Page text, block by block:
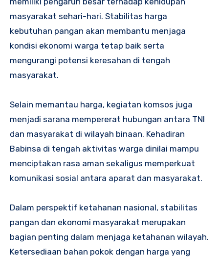
masyarakat sehari-hari. Stabilitas harga
kebutuhan pangan akan membantu menjaga
kondisi ekonomi warga tetap baik serta
mengurangi potensi keresahan di tengah
masyarakat.
Selain memantau harga, kegiatan komsos juga
menjadi sarana mempererat hubungan antara TNI
dan masyarakat di wilayah binaan. Kehadiran
Babinsa di tengah aktivitas warga dinilai mampu
menciptakan rasa aman sekaligus memperkuat
komunikasi sosial antara aparat dan masyarakat.
Dalam perspektif ketahanan nasional, stabilitas
pangan dan ekonomi masyarakat merupakan
bagian penting dalam menjaga ketahanan wilayah.
Ketersediaan bahan pokok dengan harga yang